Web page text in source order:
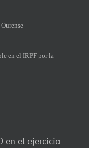
en el IRPF por la
en el ejercicio